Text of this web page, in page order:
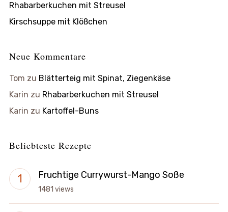
Rhabarberkuchen mit Streusel
Kirschsuppe mit Klößchen
Neue Kommentare
Tom zu Blätterteig mit Spinat, Ziegenkäse
Karin zu Rhabarberkuchen mit Streusel
Karin zu Kartoffel-Buns
Beliebteste Rezepte
Fruchtige Currywurst-Mango Soße
1481 views